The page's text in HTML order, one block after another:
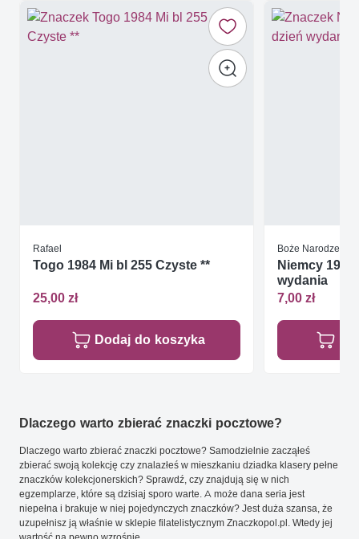
Rafael
Togo 1984 Mi bl 255 Czyste **
25,00 zł
Dodaj do koszyka
Boże Narodzenie
Niemcy
wydania
7,00 zł
Dlaczego warto zbierać znaczki pocztowe?
Dlaczego warto zbierać znaczki pocztowe? Samodzielnie zacząłeś
zbierać swoją kolekcję czy znalazłeś w mieszkaniu dziadka klasery pełne
znaczków kolekcjonerskich? Sprawdź, czy znajdują się w nich
egzemplarze, które są dzisiaj sporo warte. A może dana seria jest
niepełna i brakuje w niej pojedynczych znaczków? Jest duża szansa, że
uzupełnisz ją właśnie w sklepie filatelistycznym Znaczkopol.pl. Wtedy jej